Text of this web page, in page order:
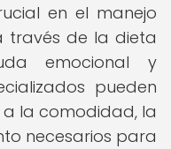
en el manejo
través de la dieta
emocional y
pueden
la comodidad, la
necesarios para